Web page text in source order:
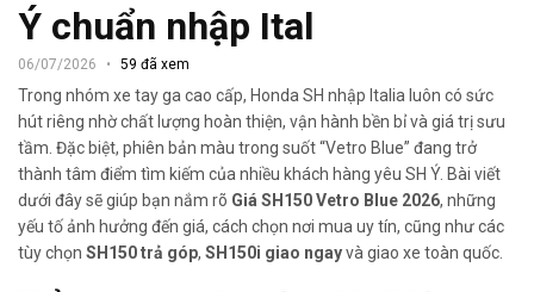
Ý chuẩn nhập Ital
06/07/2026 59 đã xem
Trong nhóm xe tay ga cao cấp, Honda SH nhập Italia luôn có sức
hút riêng nhờ chất lượng hoàn thiện, vận hành bền bỉ và giá trị sưu
tầm. Đặc biệt, phiên bản màu trong suốt “Vetro Blue” đang trở
thành tâm điểm tìm kiếm của nhiều khách hàng yêu SH Ý. Bài viết
dưới đây sẽ giúp bạn nắm rõ Giá SH150 Vetro Blue 2026, những
yếu tố ảnh hưởng đến giá, cách chọn nơi mua uy tín, cũng như các
tùy chọn SH150 trả góp, SH150i giao ngayvà giao xe toàn quốc.